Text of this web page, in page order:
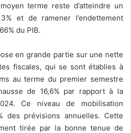
terme reste d’atteindre un
et de ramener l’endettement
du PIB.
en grande partie sur une nette
fiscales, qui se sont établies à
au terme du premier semestre
de 16,6% par rapport à la
Ce niveau de mobilisation
des prévisions annuelles. Cette
tirée par la bonne tenue de